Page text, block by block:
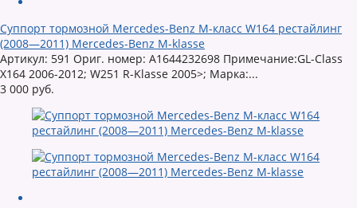
Суппорт тормозной Mercedes-Benz M-класс W164 рестайлинг
(2008—2011) Mercedes-Benz M-klasse
Артикул: 591 Ориг. номер: A1644232698 Примечание:GL-Class
X164 2006-2012; W251 R-Klasse 2005>; Марка:...
3 000 руб.